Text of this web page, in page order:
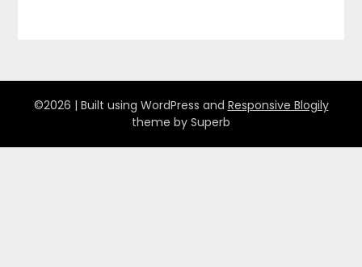
©2026 | Built using WordPress and Responsive Blogily
theme by Superb